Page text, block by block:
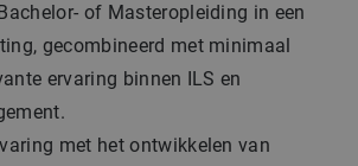
of Masteropleiding in een
gecombineerd met minimaal
ervaring binnen ILS en
met het ontwikkelen van